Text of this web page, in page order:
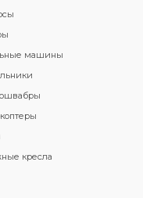
машины
кресла